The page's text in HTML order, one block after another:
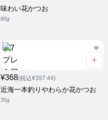
味わい花かつお
80g
¥368(税込¥397.44)
近海一本釣りやわらか花かつお
35g